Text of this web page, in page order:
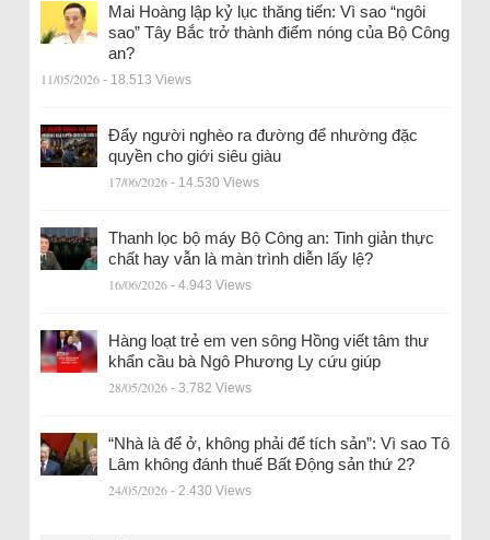
Mai Hoàng lập kỷ lục thăng tiến: Vì sao “ngôi
sao” Tây Bắc trở thành điểm nóng của Bộ Công
an?
11/05/2026 - 18.513 Views
Đẩy người nghèo ra đường để nhường đặc
quyền cho giới siêu giàu
17/06/2026 - 14.530 Views
Thanh lọc bộ máy Bộ Công an: Tinh giản thực
chất hay vẫn là màn trình diễn lấy lệ?
16/06/2026 - 4.943 Views
Hàng loạt trẻ em ven sông Hồng viết tâm thư
khẩn cầu bà Ngô Phương Ly cứu giúp
28/05/2026 - 3.782 Views
“Nhà là để ở, không phải để tích sản”: Vì sao Tô
Lâm không đánh thuế Bất Động sản thứ 2?
24/05/2026 - 2.430 Views